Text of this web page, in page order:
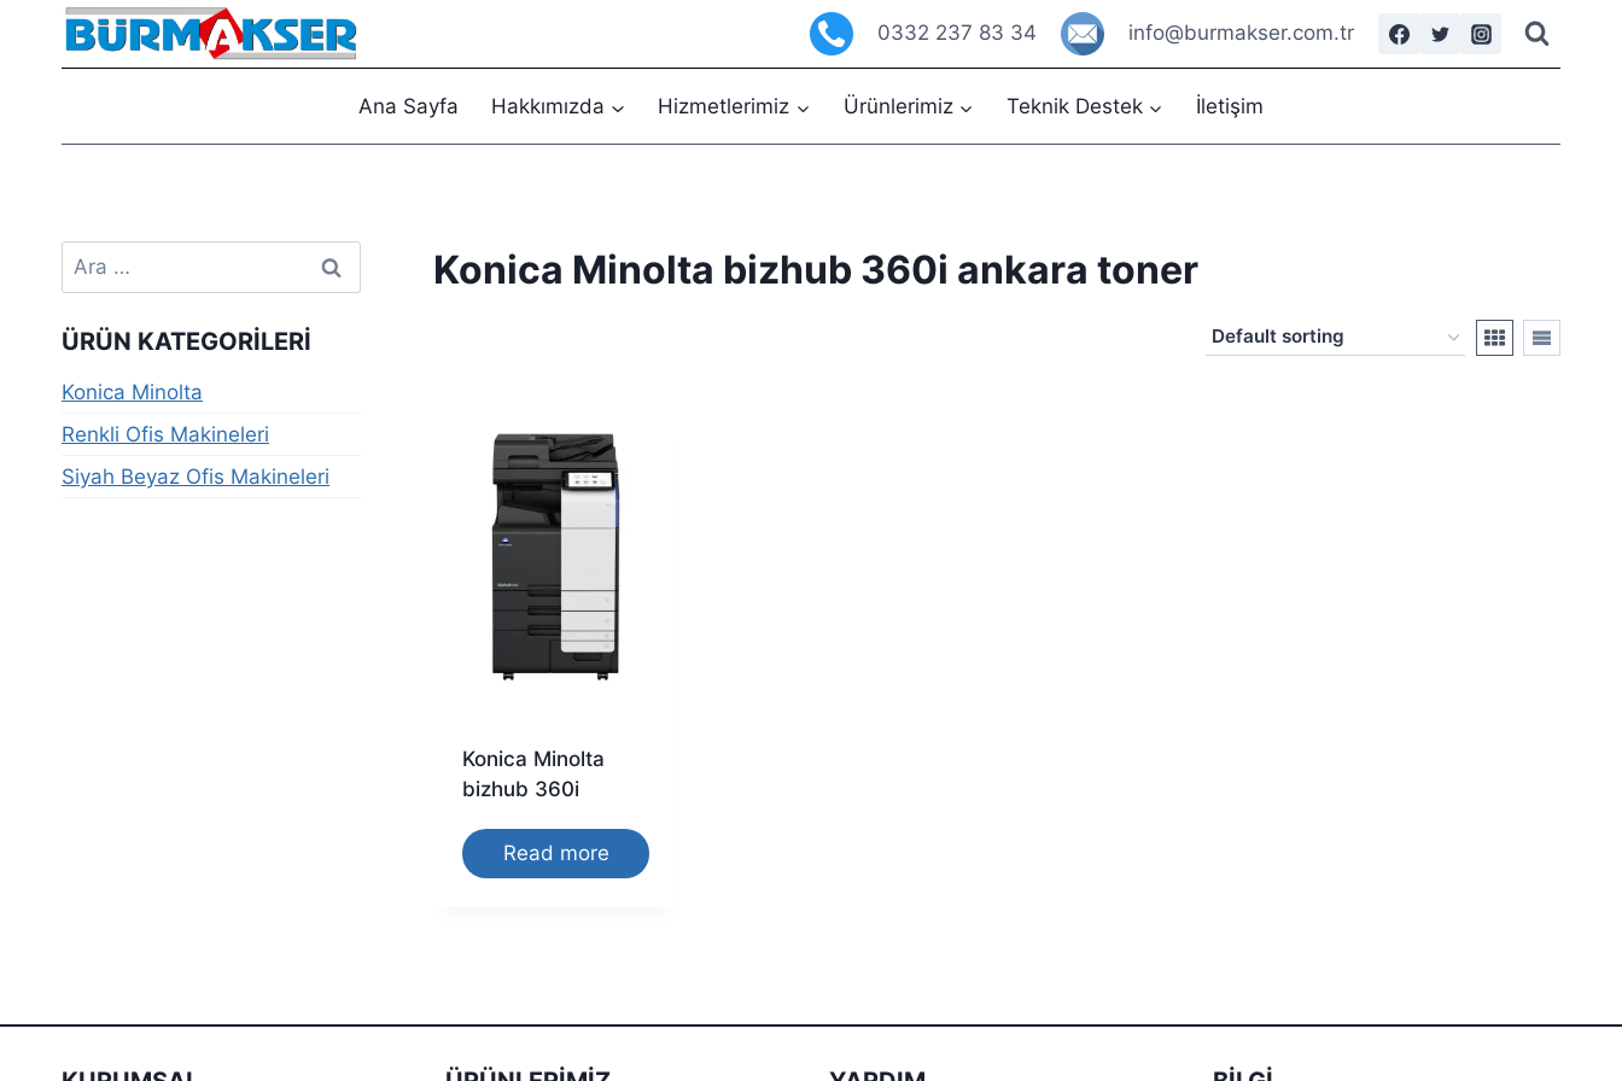
0332 237 83 34 info@burmakser.com.tr
Ana Sayfa Hakkımızda Hizmetlerimiz Ürünlerimiz Teknik Destek İletişim
Konica Minolta bizhub 360i ankara toner
Konica Minolta
bizhub 360i
Read more
Arama:
ÜRÜN KATEGORILERI
Konica Minolta
Renkli Ofis Makineleri
Siyah Beyaz Ofis Makineleri